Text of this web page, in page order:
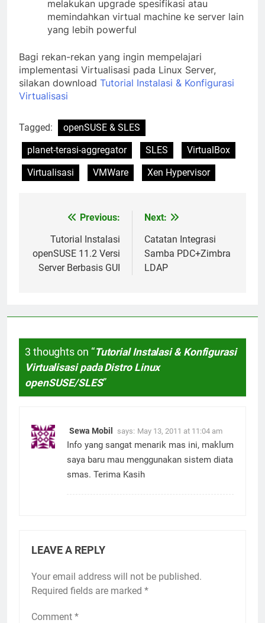
melakukan upgrade spesifikasi atau
memindahkan virtual machine ke server lain
yang lebih powerful
Bagi rekan-rekan yang ingin mempelajari
implementasi Virtualisasi pada Linux Server,
silakan download Tutorial Instalasi & Konfigurasi
Virtualisasi
Tagged:
openSUSE & SLES
planet-terasi-aggregator
SLES
VirtualBox
Virtualisasi
VMWare Xen Hypervisor
navigation
Previous:
Tutorial Instalasi
openSUSE 11.2 Versi
Server Berbasis GUI
Next:
Catatan Integrasi
Samba PDC+Zimbra
LDAP
3 thoughts on “Tutorial Instalasi & Konfigurasi
Virtualisasi pada Distro Linux
openSUSE/SLES”
Sewa Mobil says: May 13, 2011 at 11:04 am
Info yang sangat menarik mas ini, maklum
saya baru mau menggunakan sistem diata
smas. Terima Kasih
LEAVE A REPLY
Your email address will not be published.
Required fields are marked *
Comment *